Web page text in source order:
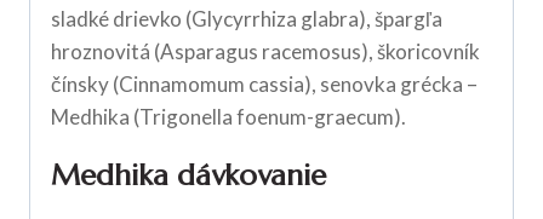
sladké drievko (Glycyrrhiza glabra), špargľa
hroznovitá (Asparagus racemosus), škoricovník
čínsky (Cinnamomum cassia), senovka grécka –
Medhika (Trigonella foenum-graecum).
Medhika dávkovanie